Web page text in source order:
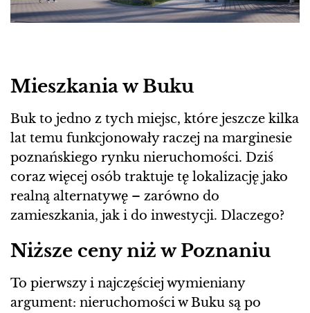
Mieszkania w Buku
Buk to jedno z tych miejsc, które jeszcze kilka
lat temu funkcjonowały raczej na marginesie
poznańskiego rynku nieruchomości. Dziś
coraz więcej osób traktuje tę lokalizację jako
realną alternatywę – zarówno do
zamieszkania, jak i do inwestycji. Dlaczego?
Niższe ceny niż w Poznaniu
To pierwszy i najczęściej wymieniany
argument: nieruchomości w Buku są po